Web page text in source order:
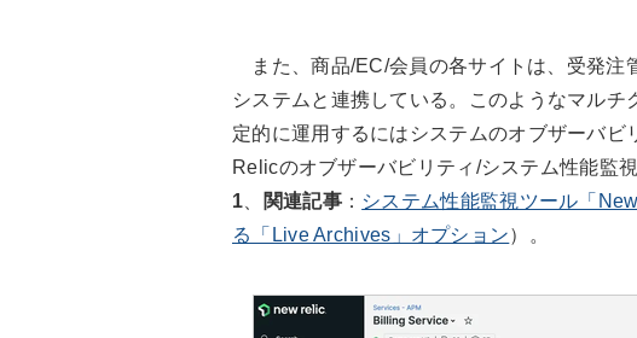
また、商品/EC/会員の各サイトは、受発注
システムと連携している。このようなマル
定的に運用するにはシステムのオブザーバ
Relicのオブザーバビリティ/システム性能監
1
関連記事： システム性能監視ツール「
る「Live Archives」オプション）。